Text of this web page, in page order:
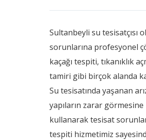
Sultanbeyli su tesisatçısı
sorunlarına profesyonel
kaçağı tespiti, tıkanıklık
tamiri gibi birçok alanda
Su tesisatında yaşanan
yapıların zarar
kullanarak tesisat
tespiti hizmetimiz